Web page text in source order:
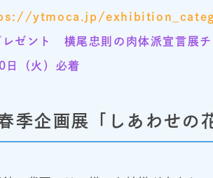
ytmoca.jp/
ゼント 横尾忠則の肉体派宣言展
日（火）必着
企画展「しあわせの